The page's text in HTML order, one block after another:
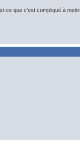
ce que c'est compliqué à